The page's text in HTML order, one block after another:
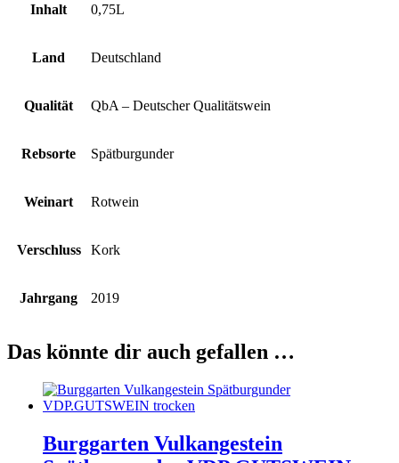
Inhalt 0,75L
Land Deutschland
Qualität QbA – Deutscher Qualitätswein
Rebsorte Spätburgunder
Weinart Rotwein
Verschluss Kork
Jahrgang 2019
Das könnte dir auch gefallen …
Burggarten Vulkangestein